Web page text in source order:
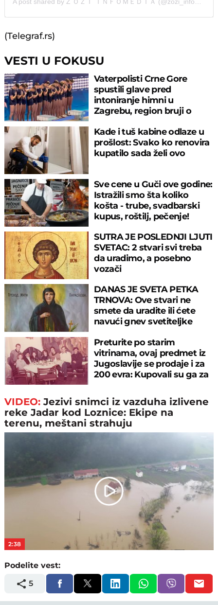
(Telegraf.rs)
VESTI U FOKUSU
Vaterpolisti Crne Gore
spustili glave pred
intoniranje himni u
Zagrebu, region bruji o
Kade i tuš kabine odlaze u
prošlost: Svako ko renovira
kupatilo sada želi ovo
Sve cene u Guči ove godine:
Istražili smo šta koliko
košta - trube, svadbarski
kupus, roštilj, pečenje!
SUTRA JE POSLEDNJI LJUTI
SVETAC: 2 stvari svi treba
da uradimo, a posebno
vozači
DANAS JE SVETA PETKA
TRNOVA: Ove stvari ne
smete da uradite ili ćete
navući gnev svetiteljke
Preturite po starim
vitrinama, ovaj predmet iz
Jugoslavije se prodaje i za
200 evra: Kupovali su ga za
VIDEO:Jezivi snimci iz vazduha izlivene
reke Jadar kod Loznice: Ekipe na
terenu, meštani strahuju
Play
Video
2:38
Podelite vest:
5